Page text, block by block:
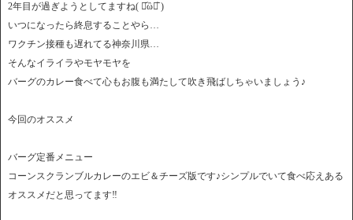
2年目が過ぎようとしてますね( ⌯᷄︎ὢ⌯᷅︎ )
いつになったら終息することやら…
ワクチン接種も遅れてる神奈川県…
そんなイライラやモヤモヤを
バーグのカレー食べて心もお腹も満たして吹き飛ばしちゃいましょう♪
今回のオススメ
バーグ定番メニュー
コーンスクランブルカレーのエビ＆チーズ版です♪シンプルでいて食べ応えある
オススメだと思ってます‼︎